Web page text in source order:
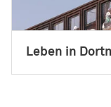
Leben in